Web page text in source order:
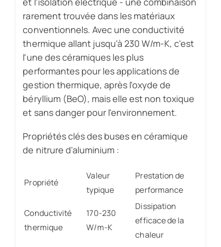
rarement trouvée dans les matériaux
conventionnels. Avec une conductivité
thermique allant jusqu'à 230 W/m-K, c'est
l'une des céramiques les plus
performantes pour les applications de
gestion thermique, après l'oxyde de
béryllium (BeO), mais elle est non toxique
et sans danger pour l'environnement.
Propriétés clés des buses en céramique
de nitrure d'aluminium :
Propriété
Valeur
typique
Prestation de
performance
Conductivité
thermique
170-230
W/m-K
Dissipation
efficace de la
chaleur